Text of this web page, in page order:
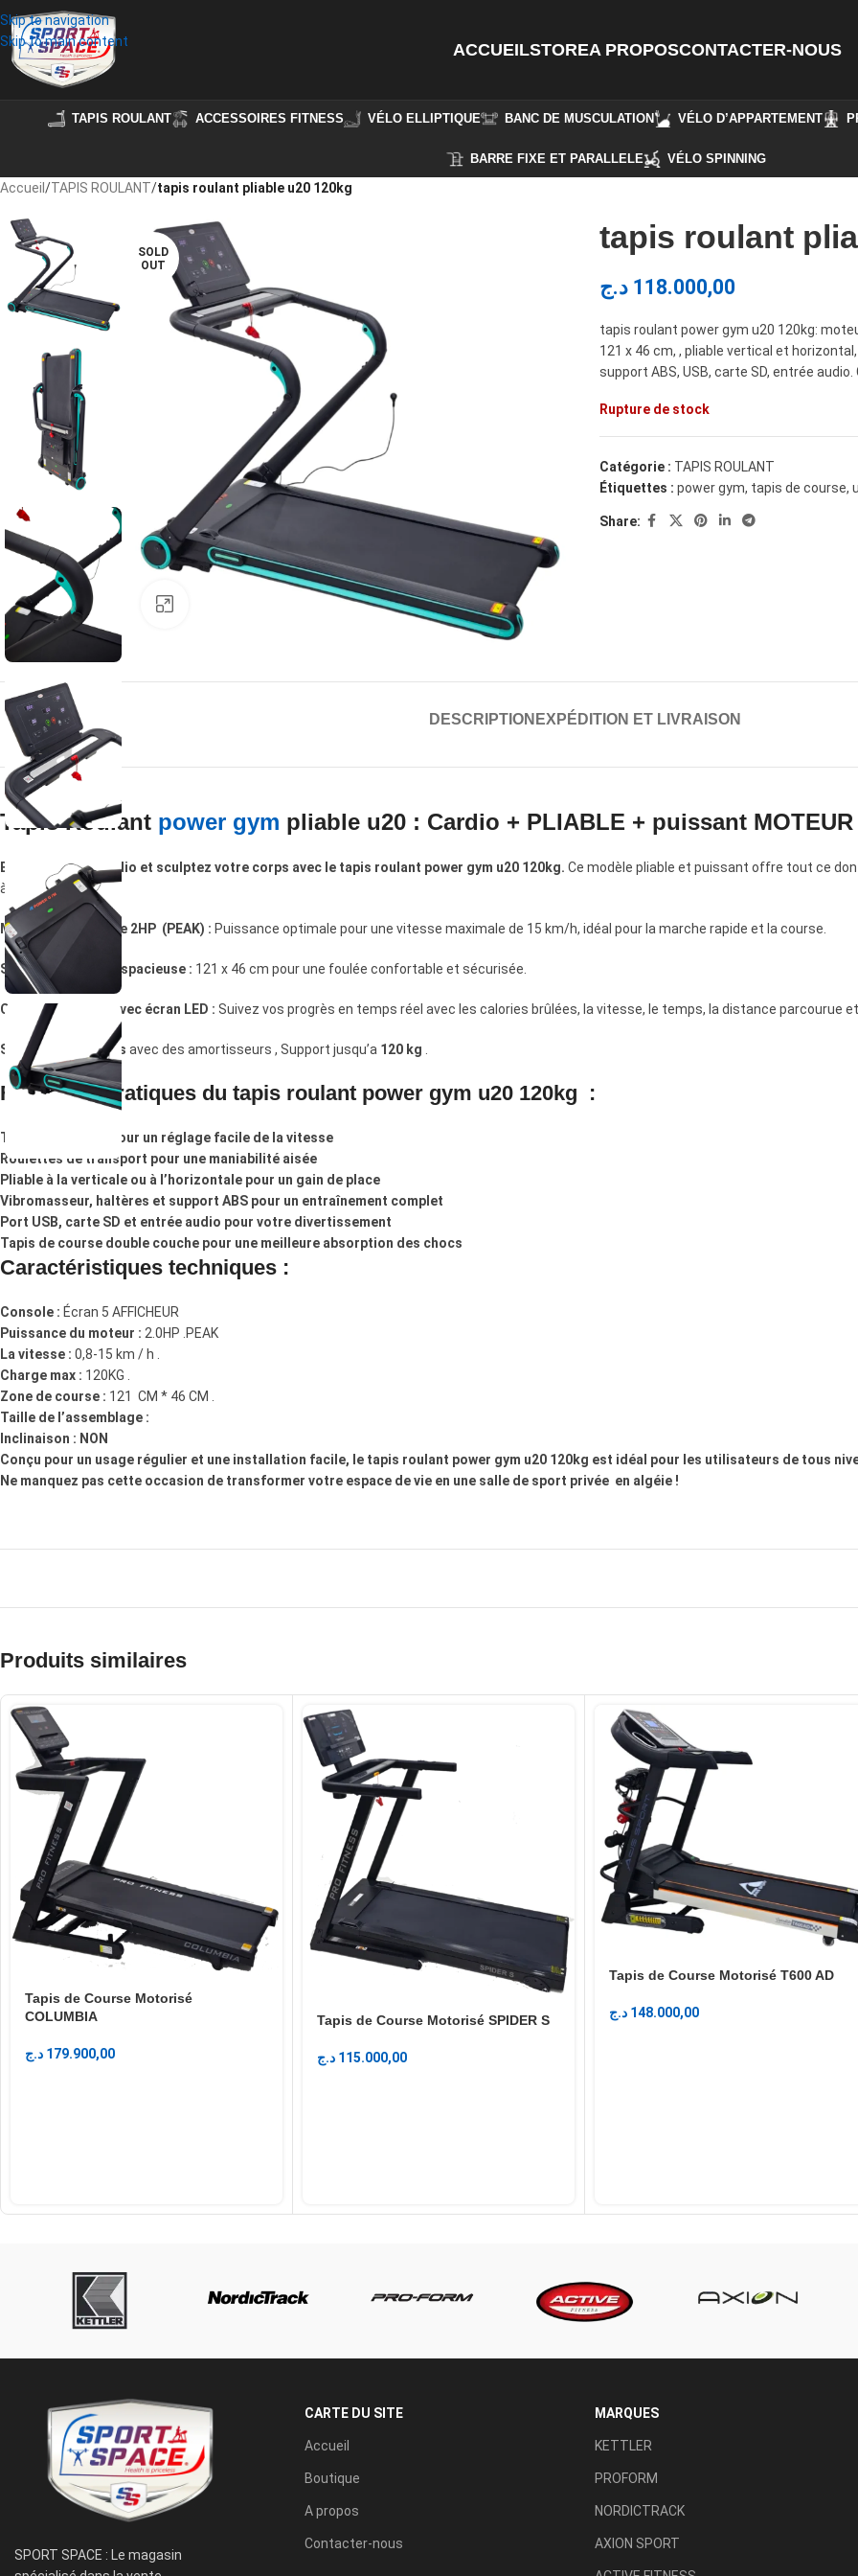
Skip to navigation
Skip to main content
ACCUEILSTOREA PROPOSCONTACTER-NOUS
TAPIS ROULANT ACCESSOIRES FITNESS VÉLO ELLIPTIQUE BANC DE MUSCULATION VÉLO D’APPARTEMENT
BARRE FIXE ET PARALLELE VÉLO SPINNING
Accueil /TAPIS ROULANT/tapis roulant pliable u20 120kg
SOLD
OUT
tapis roulant
118.000,00 د.ج
tapis roulant power gym u20 120kg:
121 x 46 cm, , pliable vertical et
support ABS, USB, carte SD, entrée audio.
Rupture de stock
Catégorie : TAPIS ROULANT
Étiquettes : power gym, tapis de course,
Share:
DESCRIPTION EXPÉDITION ET LIVRAISON
Tapis Roulant power gym pliable u20 : Cardio + PLIABLE + puissant MOTEUR
Boostez votre cardio et sculptez votre corps avec le tapis roulant power gym u20 120kg. Ce modèle pliable et puissant offre tout ce
à domicile :
Moteur puissant de 2HP (PEAK) : Puissance optimale pour une vitesse maximale de 15 km/h, idéal pour la marche rapide et la course.
Surface de course spacieuse : 121 x 46 cm pour une foulée confortable et sécurisée.
Console intuitive avec écran LED : Suivez vos progrès en temps réel avec les calories brûlées, la vitesse, le temps, la distance parcourue
Structure Robustes avec des amortisseurs , Support jusqu’a 120 kg
Fonctions pratiques du tapis roulant power gym u20 120kg :
Touches rapides pour un réglage facile de la vitesse
Roulettes de transport pour une maniabilité aisée
Pliable à la verticale ou à l’horizontale pour un gain de place
Vibromasseur, haltères et support ABS pour un entraînement complet
Port USB, carte SD et entrée audio pour votre divertissement
Tapis de course double couche pour une meilleure absorption des chocs
Caractéristiques techniques :
Console : Écran 5 AFFICHEUR
Puissance du moteur : 2.0HP .PEAK
La vitesse : 0,8-15 km / h .
Charge max : 120KG .
Zone de course : 121 CM * 46 CM .
Taille de l’assemblage :
Inclinaison : NON
Conçu pour un usage régulier et une installation facile, le tapis roulant power gym u20 120kg est idéal pour les utilisateurs de tous
Ne manquez pas cette occasion de transformer votre espace de vie en une salle de sport privée en algéie !
Produits similaires
Tapis de Course Motorisé
COLUMBIA
179.900,00 د.ج
Tapis de Course Motorisé SPIDER S
115.000,00 د.ج
Tapis de Course Motorisé T600 AD
148.000,00 د.ج
SPORT SPACE : Le magasin
CARTE DU SITE
Accueil
Boutique
A propos
Contacter-nous
MARQUES
KETTLER
PROFORM
NORDICTRACK
AXION SPORT